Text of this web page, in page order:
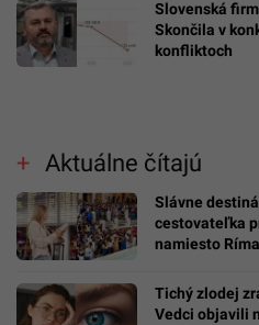
Slovenská
Skončila v
konfliktoch
Aktuálne čítajú
Slávne
cestovateľka
namiesto
Tichý zlodej
Vedci objavili